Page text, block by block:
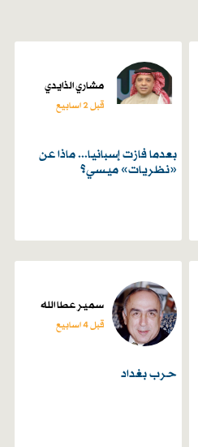
مشاري الذايدي
قبل 2 اسابیع
بعدما فازت إسبانيا... ماذا عن
«نظريات» ميسي؟
سمير عطا الله
قبل 4 اسابیع
حرب بغداد